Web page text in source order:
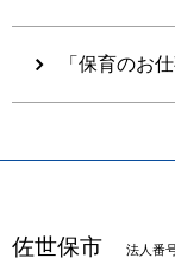
「保育のお
佐世保市 法人番